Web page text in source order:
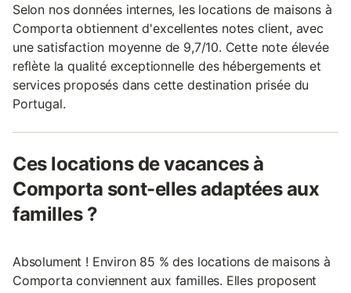
Selon nos données internes, les locations de maisons à
Comporta obtiennent d'excellentes notes client, avec
une satisfaction moyenne de 9,7/10. Cette note élevée
reflète la qualité exceptionnelle des hébergements et
services proposés dans cette destination prisée du
Portugal.
Ces locations de vacances à
Comporta sont-elles adaptées aux
familles ?
Absolument ! Environ 85 % des locations de maisons à
Comporta conviennent aux familles. Elles proposent